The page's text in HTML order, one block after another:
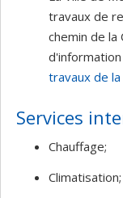
travaux de
chemin de la
travaux de
Services
Chauffage;
Climatisation;